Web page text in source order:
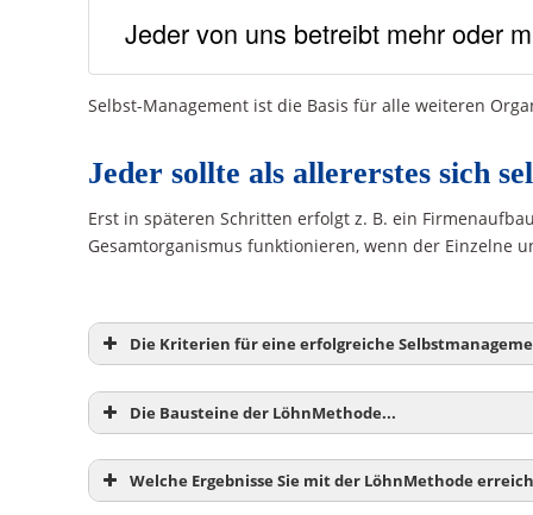
Jeder von uns betreibt mehr oder
Selbst-Management ist die Basis für alle weiteren
Jeder sollte als allererstes sich
Erst in späteren Schritten erfolgt z. B. ein
Gesamtorganismus funktionieren, wenn der Einzelne
Die Kriterien für eine erfolgreiche
Die Bausteine der LöhnMethode...
Welche Ergebnisse Sie mit der LöhnMethode